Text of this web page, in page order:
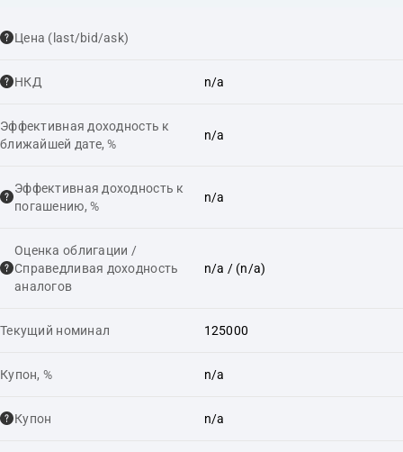
Цена (last/bid/ask)
НКД n/a
Эффективная доходность к
ближайшей дате, %
n/a
Эффективная доходность к
погашению, %
n/a
Оценка облигации /
Справедливая доходность
аналогов
n/a / (n/a)
Текущий номинал 125000
Купон, % n/a
Купон n/a